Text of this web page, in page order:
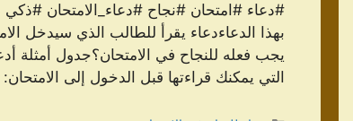
#دعاء #امتحان #نجاح #دعاء_الامتحان #ذكي
بهذا الدعاءدعاء يقرأ للطالب الذي سيدخل
يجب فعله للنجاح في الامتحان؟جدول أمثلة
التي يمكنك قراءتها قبل الدخول إلى